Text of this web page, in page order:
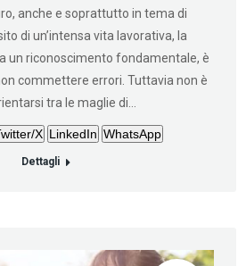
anche e soprattutto in tema di
di un’intensa vita lavorativa, la
un riconoscimento fondamentale, è
commettere errori. Tuttavia non è
tra le maglie di…
X LinkedIn WhatsApp
Dettagli